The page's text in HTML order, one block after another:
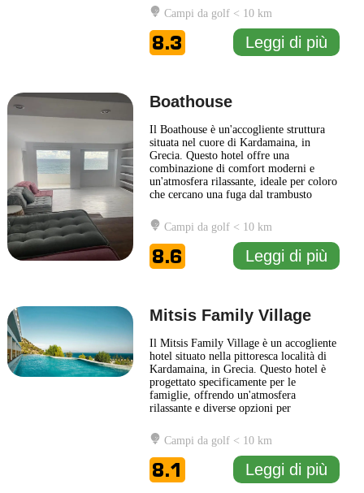
possono godere di un'ampia gamma di
servizi, tra cui piscine rinfrescanti, spazi
verdi ben curati e aree dedicate al relax.
La... Leggi di più
Campi da golf < 10 km
8.3 Leggi di più
Boathouse
Il Boathouse è un'accogliente struttura
situata nel cuore di Kardamaina, in
Grecia. Questo hotel offre una
combinazione di comfort moderni e
un'atmosfera rilassante, ideale per coloro
che cercano una fuga dal trambusto
della vista incantevole sul mare, mentre
si godono un soggiorno all'insegna della
tranquillità. Il design del Boathouse
riflette il carattere locale... Leggi di più
Campi da golf < 10 km
8.6 Leggi di più
Mitsis Family Village
Il Mitsis Family Village è un accogliente
hotel situato nella pittoresca località di
Kardamaina, in Grecia. Questo hotel è
progettato specificamente per le
famiglie, offrendo un'atmosfera
rilassante e diverse opzioni per
sono arredate con gusto, offrendo
comfort moderni e servizi essenziali,
garantendo una piacevole esperienza di
soggiorno. Gli ospiti possono ... Leggi di
più
Campi da golf < 10 km
8.1 Leggi di più